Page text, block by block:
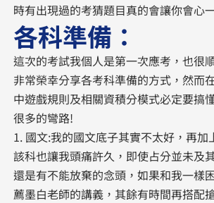
時有出現過的考猜題目真的會讓你會心
各科準備：
這次的考試我個人是第一次應考，也很
非常榮幸分享各考科準備的方式，然而
中遊戲規則及相關資積分模式必定要搞
很多的彎路!
1. 國文:我的國文底子其實不太好，再加
該科也讓我頭痛許久，即使占分並未及
還是有不能放棄的念頭，如果和我一樣
薦墨白老師的講義，其餘有時間再搭配